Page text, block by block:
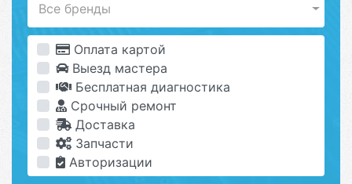
Все бренды
Оплата картой
Выезд мастера
Бесплатная диагностика
Срочный ремонт
Доставка
Запчасти
Авторизации